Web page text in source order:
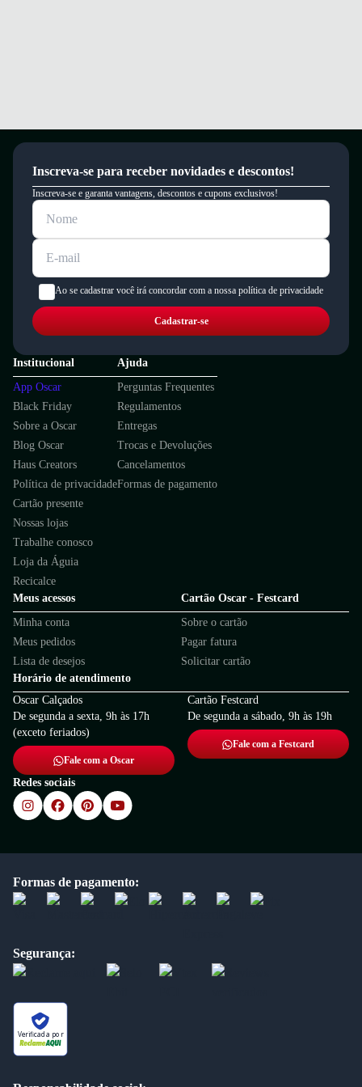
Inscreva-se para receber novidades e descontos!
Inscreva-se e garanta vantagens, descontos e cupons exclusivos!
Ao se cadastrar você irá concordar com a nossa política de privacidade
Cadastrar-se
Institucional
App Oscar
Black Friday
Sobre a Oscar
Blog Oscar
Haus Creators
Política de privacidade
Cartão presente
Nossas lojas
Trabalhe conosco
Loja da Águia
Recicalce
Ajuda
Perguntas Frequentes
Regulamentos
Entregas
Trocas e Devoluções
Cancelamentos
Formas de pagamento
Meus acessos
Minha conta
Meus pedidos
Lista de desejos
Cartão Oscar - Festcard
Sobre o cartão
Pagar fatura
Solicitar cartão
Horário de atendimento
Oscar Calçados
De segunda a sexta, 9h às 17h
(exceto feriados)
Fale com a Oscar
Cartão Festcard
De segunda a sábado, 9h às 19h
Fale com a Festcard
Redes sociais
Formas de pagamento:
Segurança:
Verificada por